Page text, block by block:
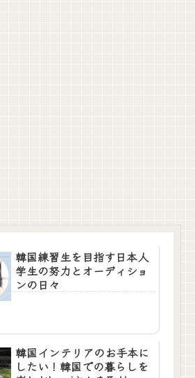
韓国練習生を目指す日本人
学生の努力とオーディショ
ンの日々
韓国インテリアのお手本に
したい！韓国での暮らしを